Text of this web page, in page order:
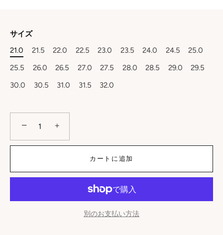
サイズ
21.0
21.5 22.0 22.5 23.0 23.5 24.0 24.5
25.0
25.5
26.0 26.5 27.0 27.5 28.0 28.5 29.0
29.5
30.0
30.5 31.0 31.5 32.0
− +
カートに追加
別のお支払い方法